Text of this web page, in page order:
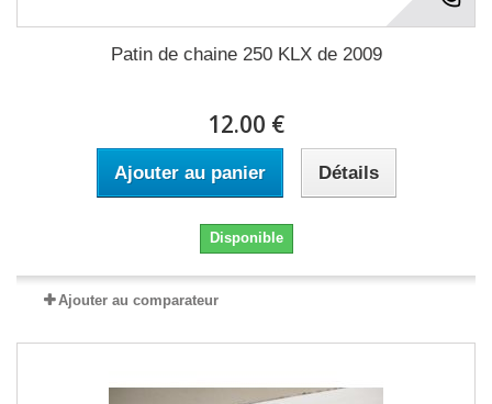
Patin de chaine 250 KLX de 2009
12.00 €
Ajouter au panier Détails
Disponible
Ajouter au comparateur